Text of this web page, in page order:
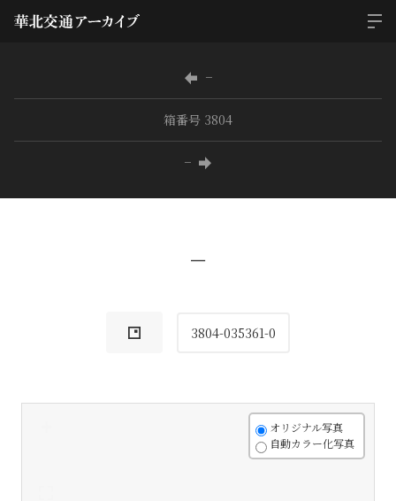
−
箱番号 3804
−
−
3804-035361-0
オリジナル写真
自動カラー化写真